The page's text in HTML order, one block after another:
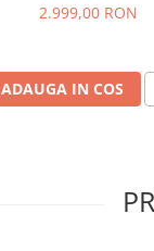
2.999,00 RON
ADAUGA IN COS